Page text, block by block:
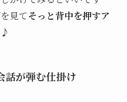
見てそっと背中を押すア
が弾む仕掛け